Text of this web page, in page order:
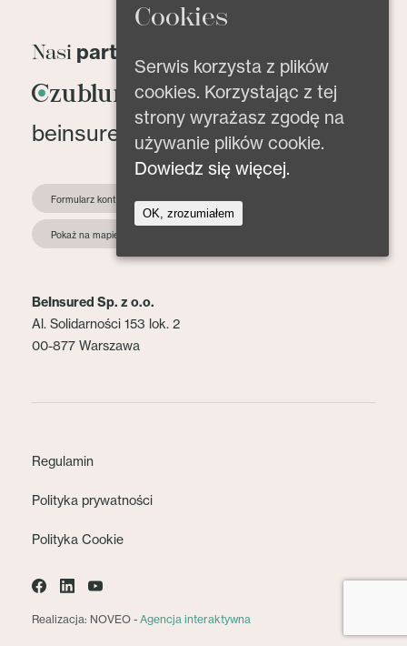
Nasi partnerzy
beinsured@beinsured.pl
Formularz kontaktowy
Pokaż na mapie
BeInsured Sp. z o.o.
Al. Solidarności 153 lok. 2
00-877 Warszawa
Regulamin
Polityka prywatności
Polityka Cookie
Realizacja: NOVEO - Agencja interaktywna
Cookies
Serwis korzysta z plików
cookies. Korzystając z tej
strony wyrażasz zgodę na
używanie plików cookie.
Dowiedz się więcej.
OK, zrozumiałem